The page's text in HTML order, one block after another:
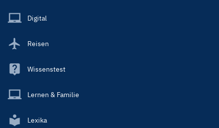
Main
Digital
Reisen
Wissenstest
Lernen & Familie
Lexika